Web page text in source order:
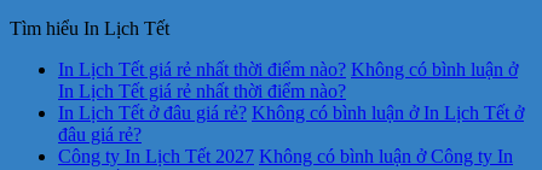
Tìm hiểu In Lịch Tết
In Lịch Tết giá rẻ nhất thời điểm nào? Không có bình luận ở
In Lịch Tết giá rẻ nhất thời điểm nào?
In Lịch Tết ở đâu giá rẻ? Không có bình luận ở In Lịch Tết ở
đâu giá rẻ?
Công ty In Lịch Tết 2027 Không có bình luận ở Công ty In